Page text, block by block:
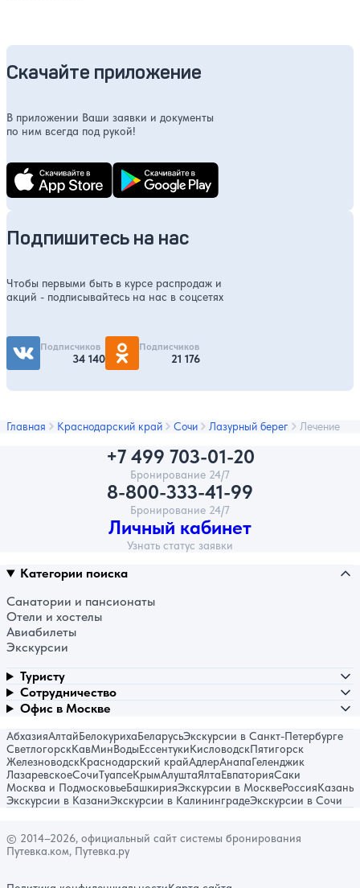
Скачайте приложение
В приложении Ваши заявки и документы
по ним всегда под рукой!
Подпишитесь на нас
Чтобы первыми быть в курсе распродаж и
акций - подписывайтесь на нас в соцсетях
Подписчиков
34 140
Подписчиков
21 176
Главная Краснодарский край Сочи Лазурный берег Лечение
+7 499 703-01-20
Бронирование 24/7
8-800-333-41-99
Бронирование 24/7
Личный кабинет
Узнать статус заявки
Категории поиска
Санатории и пансионаты
Отели и хостелы
Авиабилеты
Экскурсии
Туристу
Сотрудничество
Офис в Москве
АбхазияАлтайБелокурихаБеларусьЭкскурсии в Санкт-Петербурге
СветлогорскКавМинВодыЕссентукиКисловодскПятигорск
ЖелезноводскКраснодарский крайАдлерАнапаГеленджик
ЛазаревскоеСочиТуапсеКрымАлуштаЯлтаЕвпаторияСаки
Москва и ПодмосковьеБашкирияЭкскурсии в МосквеРоссияКазань
Экскурсии в КазаниЭкскурсии в КалининградеЭкскурсии в Сочи
© 2014–2026, официальный сайт системы бронирования
Путевка.ком, Путевка.ру